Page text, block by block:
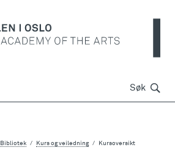
Søk Søk
Bibliotek Kurs og veiledning Kursoversikt